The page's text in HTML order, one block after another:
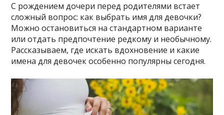
С рождением дочери перед родителями встает
сложный вопрос: как выбрать имя для девочки?
Можно остановиться на стандартном варианте
или отдать предпочтение редкому и необычному.
Рассказываем, где искать вдохновение и какие
имена для девочек особенно популярны сегодня.